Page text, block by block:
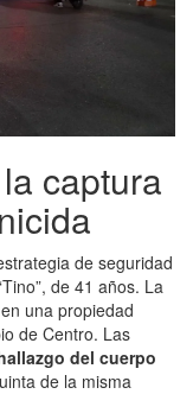
captura
de seguridad
de 41 años. La
en una propiedad
de Centro. Las
del cuerpo
de la misma